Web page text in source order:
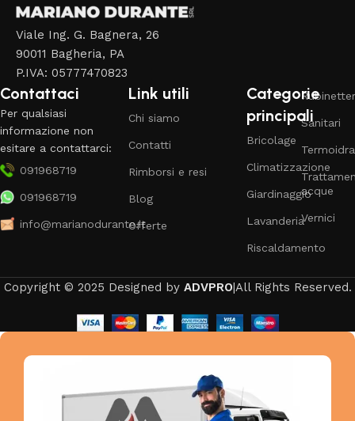
Viale Ing. G. Bagnera, 26
90011 Bagheria, PA
P.IVA: 05777470823
Contattaci
Per qualsiasi
informazione non
esitare a contattarci:
091968719
091968719
info@marianodurante.it
Link utili
Chi siamo
Contatti
Rimborsi e resi
Blog
Offerte
Categorie
principali
Bricolage
Climatizzazione
Giardinaggio
Lavanderia
Riscaldamento
Sanitari
acque
Vernici
Copyright © 2025 Designed by ADVPRO|All Rights Reserved.